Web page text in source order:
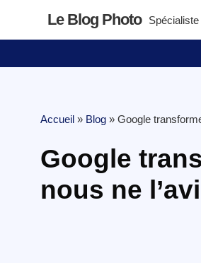
Le Blog Photo
Accueil » Blog » Google
Google
nous ne